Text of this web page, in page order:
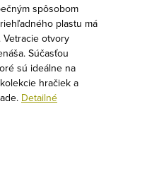
spôsobom
plastu má
otvory
Súčasťou
sú ideálne na
hračiek a
Detailné